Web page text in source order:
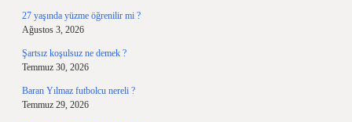
27 yaşında yüzme öğrenilir mi ?
Ağustos 3, 2026
Şartsız koşulsuz ne demek ?
Temmuz 30, 2026
Baran Yılmaz futbolcu nereli ?
Temmuz 29, 2026